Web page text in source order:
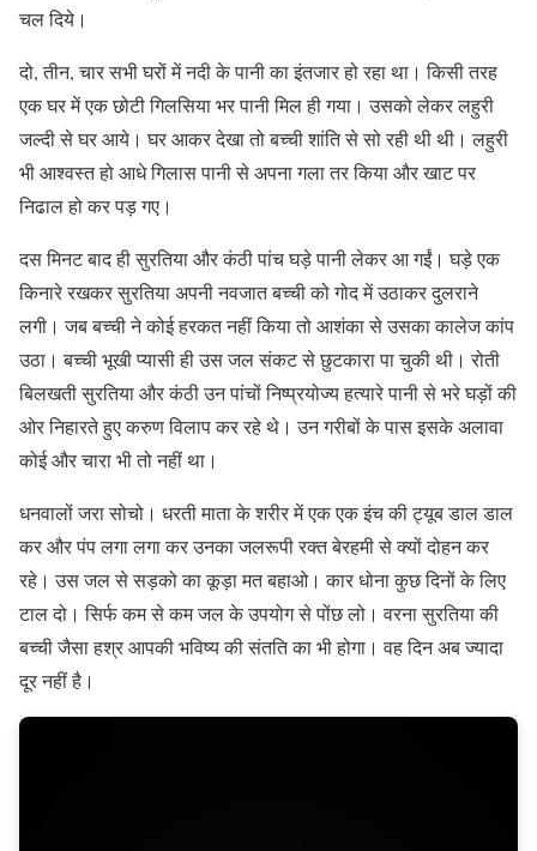
चल दिये।
दो, तीन, चार सभी घरों में नदी के पानी का इंतजार हो रहा था। किसी तरह
एक घर में एक छोटी गिलसिया भर पानी मिल ही गया। उसको लेकर लहुरी
जल्दी से घर आये। घर आकर देखा तो बच्ची शांति से सो रही थी थी। लहुरी
भी आश्वस्त हो आधे गिलास पानी से अपना गला तर किया और खाट पर
निढाल हो कर पड़ गए।
दस मिनट बाद ही सुरतिया और कंठी पांच घड़े पानी लेकर आ गईं। घड़े एक
किनारे रखकर सुरतिया अपनी नवजात बच्ची को गोद में उठाकर दुलराने
लगी। जब बच्ची ने कोई हरकत नहीं किया तो आशंका से उसका कालेज कांप
उठा। बच्ची भूखी प्यासी ही उस जल संकट से छुटकारा पा चुकी थी। रोती
बिलखती सुरतिया और कंठी उन पांचों निष्प्रयोज्य हत्यारे पानी से भरे घड़ों की
ओर निहारते हुए करुण विलाप कर रहे थे। उन गरीबों के पास इसके अलावा
कोई और चारा भी तो नहीं था।
धनवालों जरा सोचो। धरती माता के शरीर में एक एक इंच की ट्यूब डाल डाल
कर और पंप लगा लगा कर उनका जलरूपी रक्त बेरहमी से क्यों दोहन कर
रहे। उस जल से सड़को का कूड़ा मत बहाओ। कार धोना कुछ दिनों के लिए
टाल दो। सिर्फ कम से कम जल के उपयोग से पोंछ लो। वरना सुरतिया की
बच्ची जैसा हश्र आपकी भविष्य की संतति का भी होगा। वह दिन अब ज्यादा
दूर नहीं है।